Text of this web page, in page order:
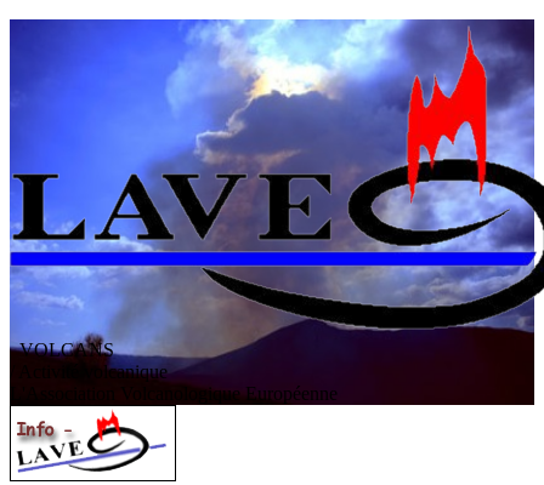
VOLCANS
/ Activité volcanique
ssociation V olcanologiqueEuropéenne